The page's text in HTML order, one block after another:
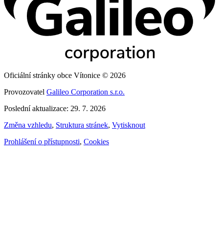
Oficiální stránky obce Vítonice © 2026
Provozovatel Galileo Corporation s.r.o.
Poslední aktualizace: 29. 7. 2026
Změna vzhledu, Struktura stránek, Vytisknout
Prohlášení o přístupnosti, Cookies